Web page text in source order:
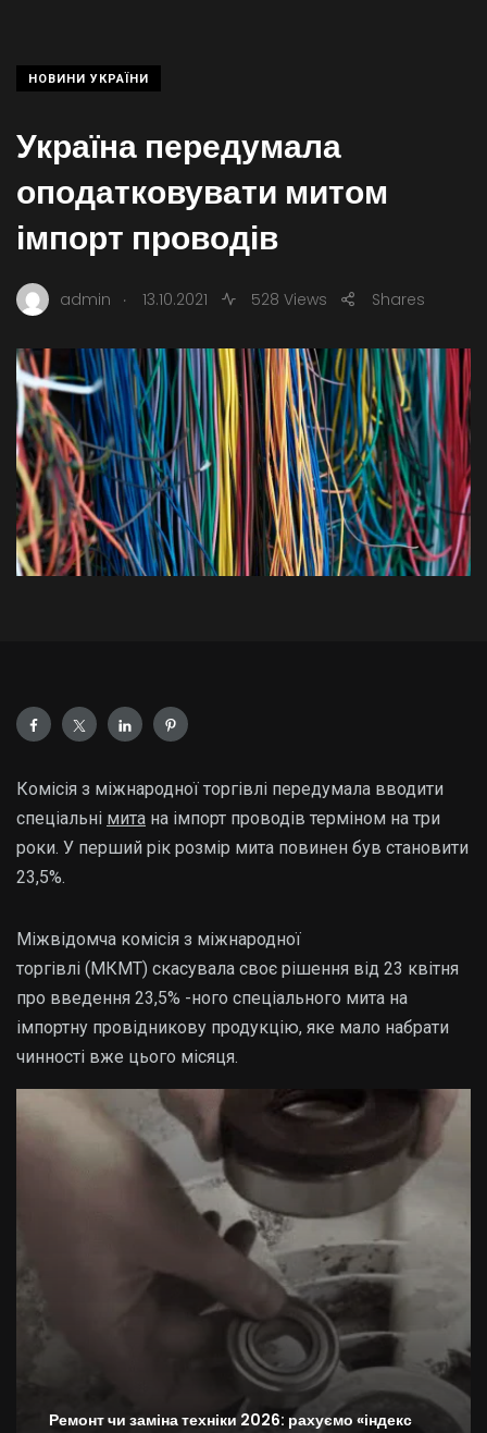
НОВИНИ УКРАЇНИ
Україна передумала
оподатковувати митом
імпорт проводів
admin . 13.10.2021 528 Views Shares
Комісія з міжнародної торгівлі передумала вводити
спеціальні мита на імпорт проводів терміном на три
роки. У перший рік розмір мита повинен був становити
23,5%.
Міжвідомча комісія з міжнародної
торгівлі (МКМТ) скасувала своє рішення від 23 квітня
про введення 23,5% -ного спеціального мита на
імпортну провідникову продукцію, яке мало набрати
чинності вже цього місяця.
Ремонт чи заміна техніки 2026: рахуємо «індекс